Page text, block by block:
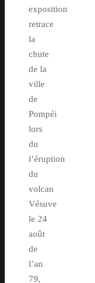
exposition
retrace
la
chute
de la
ville
de
Pompéi
lors
du
l’éruption
du
volcan
Vésuve
le 24
août
de
l’an
79,